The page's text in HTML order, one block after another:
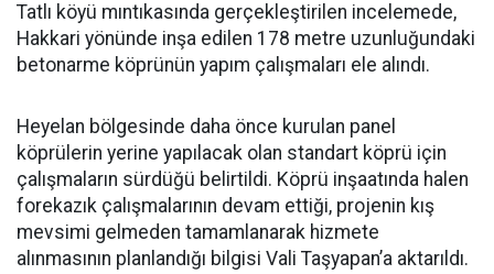
Tatlı köyü mıntıkasında gerçekleştirilen incelemede,
Hakkari yönünde inşa edilen 178 metre uzunluğundaki
betonarme köprünün yapım çalışmaları ele alındı.
Heyelan bölgesinde daha önce kurulan panel
köprülerin yerine yapılacak olan standart köprü için
çalışmaların sürdüğü belirtildi. Köprü inşaatında halen
forekazık çalışmalarının devam ettiği, projenin kış
mevsimi gelmeden tamamlanarak hizmete
alınmasının planlandığı bilgisi Vali Taşyapan’a aktarıldı.